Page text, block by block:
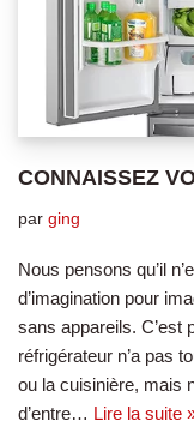
CONNAISSEZ
par ging
Nous pensons qu’il
d’imagination pour
sans appareils. C’est
réfrigérateur n’a pas
ou la cuisinière, mais
d’entre… Lire la suite